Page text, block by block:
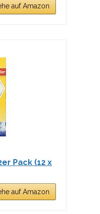
auf Amazon
Pack (12 x
auf Amazon